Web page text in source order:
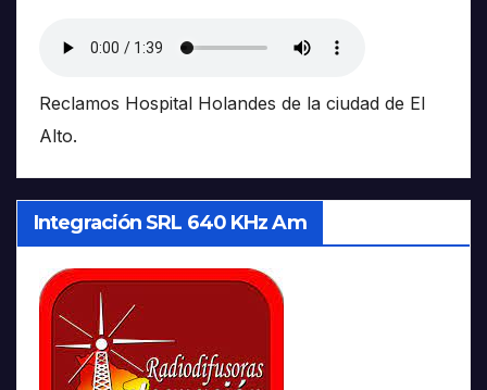
Reclamos Hospital Holandes de la ciudad de El
Alto.
Integración SRL 640 KHz Am